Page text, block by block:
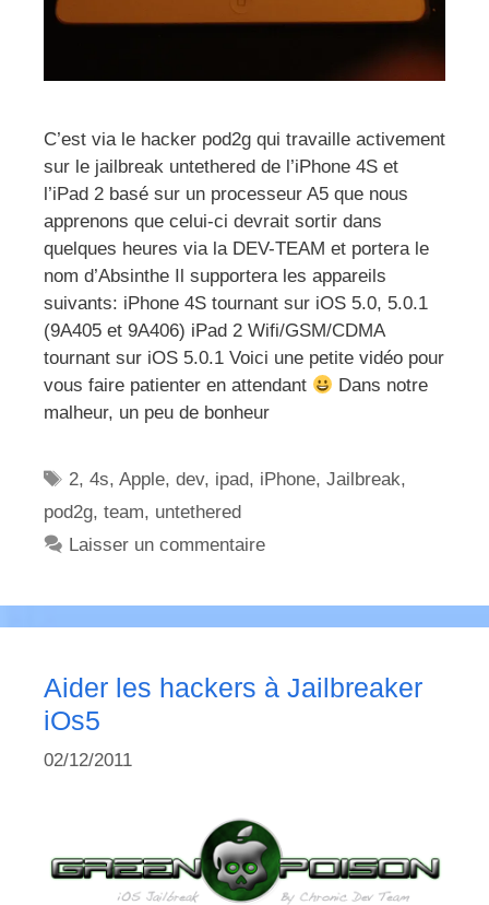
C’est via le hacker pod2g qui travaille activement
sur le jailbreak untethered de l’iPhone 4S et
l’iPad 2 basé sur un processeur A5 que nous
apprenons que celui-ci devrait sortir dans
quelques heures via la DEV-TEAM et portera le
nom d’Absinthe Il supportera les appareils
suivants: iPhone 4S tournant sur iOS 5.0, 5.0.1
(9A405 et 9A406) iPad 2 Wifi/GSM/CDMA
tournant sur iOS 5.0.1 Voici une petite vidéo pour
vous faire patienter en attendant
Dans notre
malheur, un peu de bonheur
Étiquettes
2,4s,Apple,dev, ipad, iPhone,Jailbreak,
pod2g, team, untethered
Laisser un commentaire
Aider les hackers à Jailbreaker
iOs5
02/12/2011